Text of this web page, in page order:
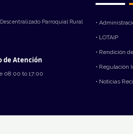
Parroquial Rural
de Atención
08:00 to 17:00
•
• LOTAIP
• Rendición
• Regulación
• Noticias